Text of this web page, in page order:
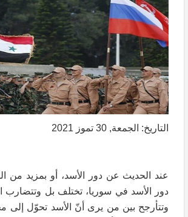
التاريخ: الجمعة, 30 تموز 2021
عند الحديث عن دور الأسد، أو بمزيد من
دور الأسد في سوريا، تختلف بل وتتضارب
وتتأرجح بين من يرى أنّ الأسد تحوّل إلى